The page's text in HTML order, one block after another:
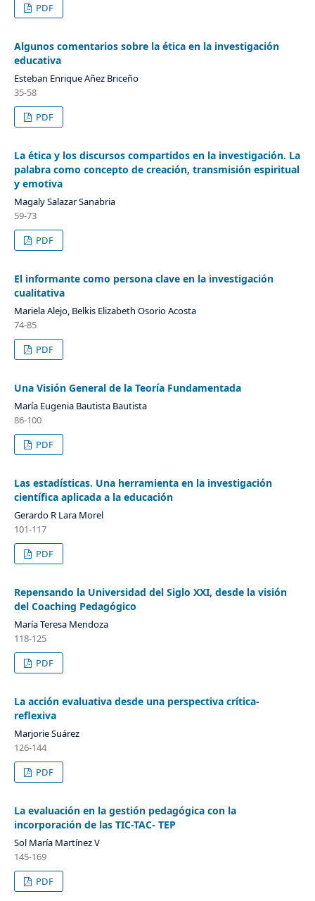
PDF
Algunos comentarios sobre la ética en la investigación
educativa
Esteban Enrique Añez Briceño
35-58
PDF
La ética y los discursos compartidos en la investigación. La
palabra como concepto de creación, transmisión espiritual
y emotiva
Magaly Salazar Sanabria
59-73
PDF
El informante como persona clave en la investigación
cualitativa
Mariela Alejo, Belkis Elizabeth Osorio Acosta
74-85
PDF
Una Visión General de la Teoría Fundamentada
María Eugenia Bautista Bautista
86-100
PDF
Las estadísticas. Una herramienta en la investigación
científica aplicada a la educación
Gerardo R Lara Morel
101-117
PDF
Repensando la Universidad del Siglo XXI, desde la visión
del Coaching Pedagógico
María Teresa Mendoza
118-125
PDF
La acción evaluativa desde una perspectiva crítica-
reflexiva
Marjorie Suárez
126-144
PDF
La evaluación en la gestión pedagógica con la
incorporación de las TIC-TAC- TEP
Sol María Martínez V
145-169
PDF